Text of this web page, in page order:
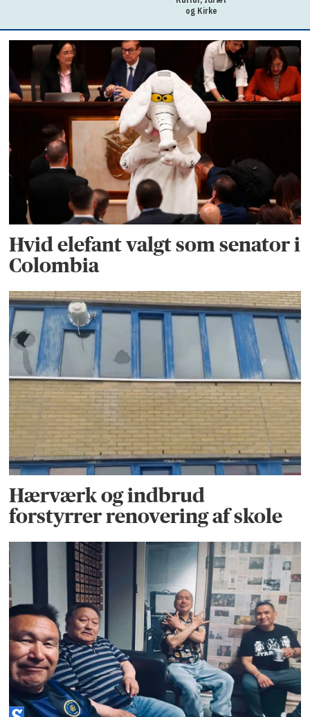
og Kirke
Hvid elefant valgt som senator i
Colombia
Hærværk og indbrud
forstyrrer renovering af skole